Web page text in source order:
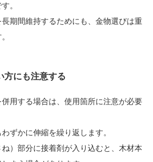
。
期間維持するためにも、金物選びは重
方にも注意する
用する場合は、使用箇所に注意が必要
ずかに伸縮を繰り返します。
）部分に接着剤が入り込むと、木材本